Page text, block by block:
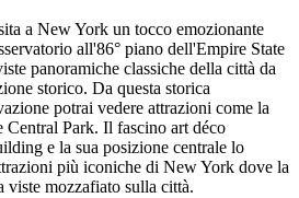
a New York un tocco emozionante
all'86° piano dell'Empire State
panoramiche classiche della città da
storico. Da questa storica
potrai vedere attrazioni come la
Central Park. Il fascino art déco
e la sua posizione centrale lo
più iconiche di New York dove la
viste mozzafiato sulla città.